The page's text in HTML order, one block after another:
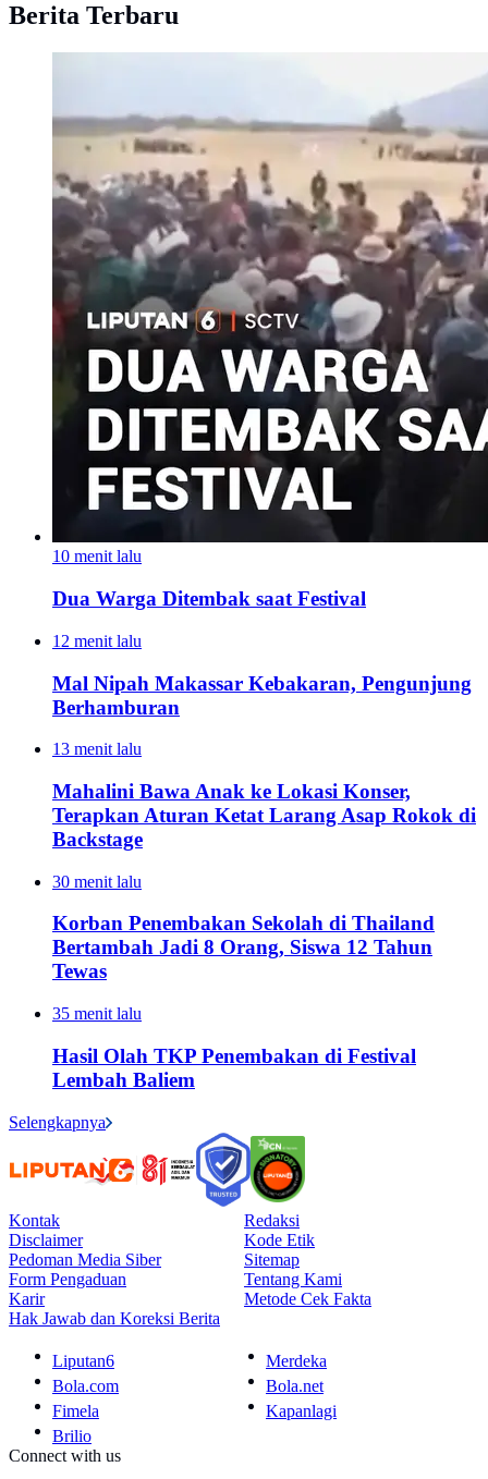
Berita Terbaru
10 menit lalu
Dua Warga Ditembak saat Festival
12 menit lalu
Mal Nipah Makassar Kebakaran, Pengunjung
Berhamburan
13 menit lalu
Mahalini Bawa Anak ke Lokasi Konser,
Terapkan Aturan Ketat Larang Asap Rokok di
Backstage
30 menit lalu
Korban Penembakan Sekolah di Thailand
Bertambah Jadi 8 Orang, Siswa 12 Tahun
Tewas
35 menit lalu
Hasil Olah TKP Penembakan di Festival
Lembah Baliem
Selengkapnya
Kontak
Redaksi
Disclaimer
Kode Etik
Pedoman Media Siber
Sitemap
Form Pengaduan
Tentang Kami
Karir
Metode Cek Fakta
Hak Jawab dan Koreksi Berita
Liputan6
Merdeka
Bola.com
Bola.net
Fimela
Kapanlagi
Brilio
Connect with us